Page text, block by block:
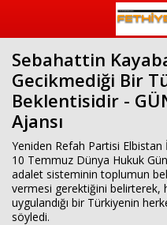
beylikdüzü
escort
bayan
beylikdüzü
escort
bayan
escort
beylikdüzü
beylikdüzü
escort
Sebahattin
Gecikmediği Bir
Beklentisidir -
Ajansı
Yeniden Refah Partisi Elbistan
10 Temmuz Dünya Hukuk
adalet sisteminin toplumun
vermesi gerektiğini belirterek,
uygulandığı bir Türkiyenin
söyledi.